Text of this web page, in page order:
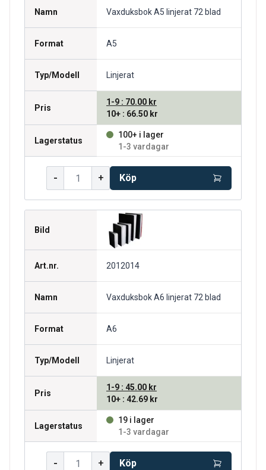
Namn Vaxduksbok A5 linjerat 72 blad
Format A5
Typ/Modell Linjerat
Pris
1-9 : 70.00 kr
10+ : 66.50 kr
Lagerstatus
100+ i lager
1-3 vardagar
- + Köp
Bild
Art.nr. 2012014
Namn Vaxduksbok A6 linjerat 72 blad
Format A6
Typ/Modell Linjerat
Pris
1-9 : 45.00 kr
10+ : 42.69 kr
Lagerstatus
19 i lager
1-3 vardagar
- + Köp